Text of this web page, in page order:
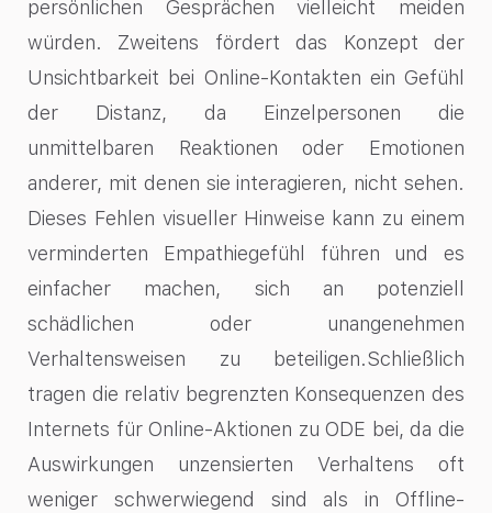
persönlichen Gesprächen vielleicht meiden
würden. Zweitens fördert das Konzept der
Unsichtbarkeit bei Online-Kontakten ein Gefühl
der Distanz, da Einzelpersonen die
unmittelbaren Reaktionen oder Emotionen
anderer, mit denen sie interagieren, nicht sehen.
Dieses Fehlen visueller Hinweise kann zu einem
verminderten Empathiegefühl führen und es
einfacher machen, sich an potenziell
schädlichen oder unangenehmen
Verhaltensweisen zu beteiligen.Schließlich
tragen die relativ begrenzten Konsequenzen des
Internets für Online-Aktionen zu ODE bei, da die
Auswirkungen unzensierten Verhaltens oft
weniger schwerwiegend sind als in Offline-